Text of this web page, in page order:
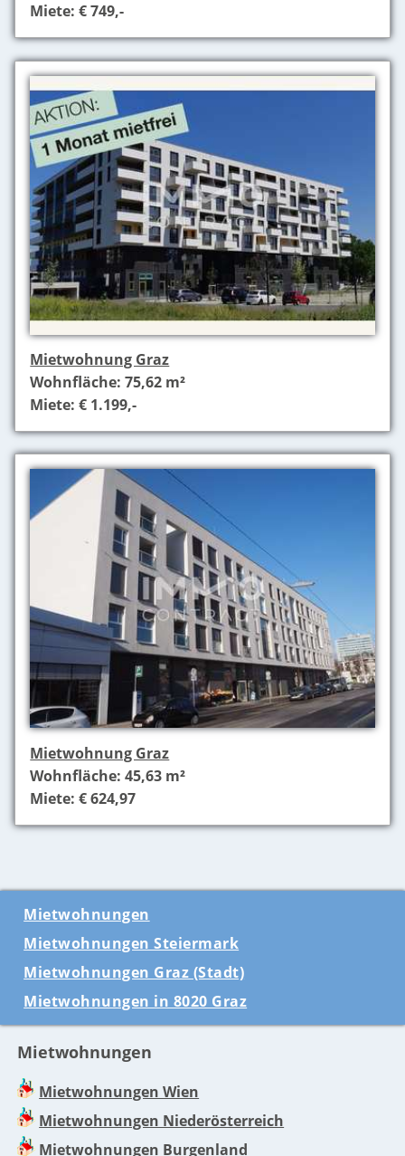
Miete: € 749,-
Mietwohnung Graz
Wohnfläche: 75,62 m²
Miete: € 1.199,-
Mietwohnung Graz
Wohnfläche: 45,63 m²
Miete: € 624,97
Mietwohnungen
Mietwohnungen Steiermark
Mietwohnungen Graz (Stadt)
Mietwohnungen in 8020 Graz
Mietwohnungen
Mietwohnungen Wien
Mietwohnungen Niederösterreich
Mietwohnungen Burgenland